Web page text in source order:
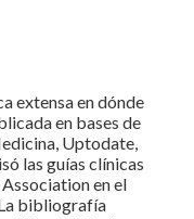
extensa en dónde
en bases de
Uptodate,
las guías clínicas
en el
bibliografía